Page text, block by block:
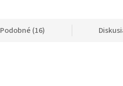
Podobné (16)